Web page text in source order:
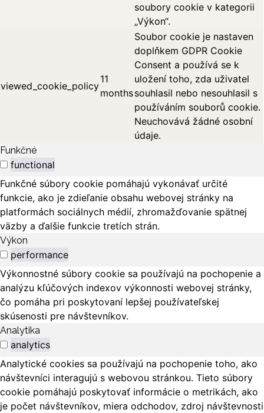
soubory cookie v kategorii
„Výkon“.
viewed_cookie_policy
11
months
Soubor cookie je nastaven
doplňkem GDPR Cookie
Consent a používá se k
uložení toho, zda uživatel
souhlasil nebo nesouhlasil s
používáním souborů cookie.
Neuchovává žádné osobní
údaje.
Funkčné
functional
Funkčné súbory cookie pomáhajú vykonávať určité
funkcie, ako je zdieľanie obsahu webovej stránky na
platformách sociálnych médií, zhromažďovanie spätnej
väzby a ďalšie funkcie tretích strán.
Výkon
performance
Výkonnostné súbory cookie sa používajú na pochopenie a
analýzu kľúčových indexov výkonnosti webovej stránky,
čo pomáha pri poskytovaní lepšej používateľskej
skúsenosti pre návštevníkov.
Analytika
analytics
Analytické cookies sa používajú na pochopenie toho, ako
návštevníci interagujú s webovou stránkou. Tieto súbory
cookie pomáhajú poskytovať informácie o metrikách, ako
je počet návštevníkov, miera odchodov, zdroj návštevnosti